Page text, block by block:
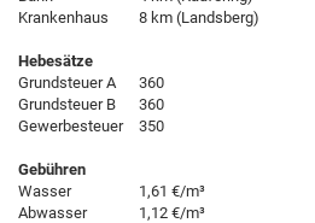
Krankenhaus
8 km (Landsberg)
Hebesätze
Grundsteuer A
360
Grundsteuer B
360
Gewerbesteuer
350
Gebühren
Wasser
1,61 €/m³
Abwasser
1,12 €/m³